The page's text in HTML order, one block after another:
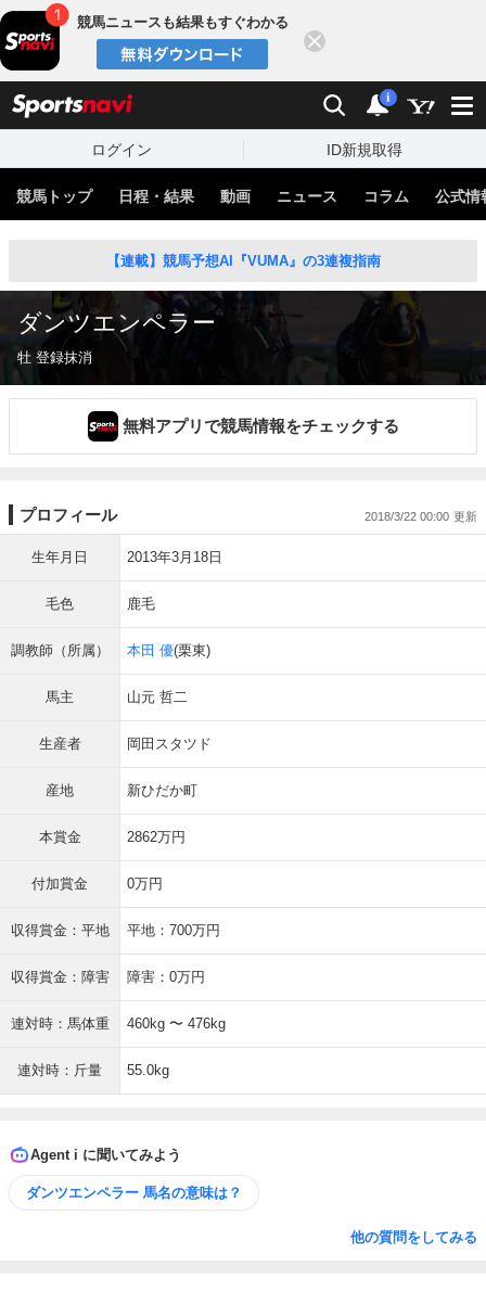
競馬ニュースも結果もすぐわかる
検索 通知
i
ログイン ID新規取得
競馬トップ 日程・結果 動画 ニュース コラム 公式情
【連載】競馬予想AI『VUMA』の3連複指南
ダンツエンペラー
牡 登録抹消
無料アプリで競馬情報をチェックする
プロフィール 2018/3/22 00:00
生年月日 2013年3月18日
毛色 鹿毛
調教師（所属） 本田 優(栗東)
馬主 山元 哲二
生産者 岡田スタツド
産地 新ひだか町
本賞金 2862万円
付加賞金 0万円
収得賞金：平地 平地：700万円
収得賞金：障害 障害：0万円
連対時：馬体重 460kg 〜 476kg
連対時：斤量 55.0kg
Agent i に聞いてみよう
ダンツエンペラー 馬名の意味は？
他の質問をしてみる